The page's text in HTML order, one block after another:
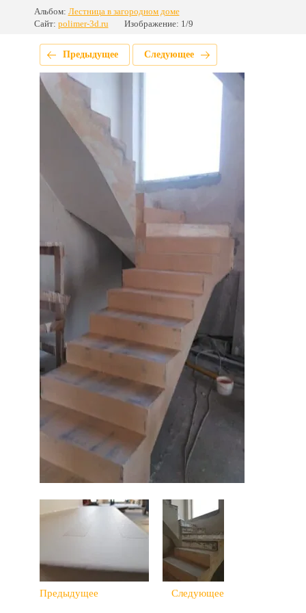
Альбом: Лестница в загородном доме
Сайт: polimer-3d.ru Изображение: 1/9
Предыдущее Следующее
Предыдущее Следующее